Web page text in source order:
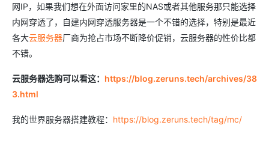
网IP，如果我们想在外面访问家里的NAS或者其他服务那只能选择
内网穿透了，自建内网穿透服务器是一个不错的选择，特别是最近
各大云服务器厂商为抢占市场不断降价促销，云服务器的性价比都
不错。
云服务器选购可以看这： https://blog.zeruns.tech/archives/38
3.html
我的世界服务器搭建教程： https://blog.zeruns.tech/tag/mc/